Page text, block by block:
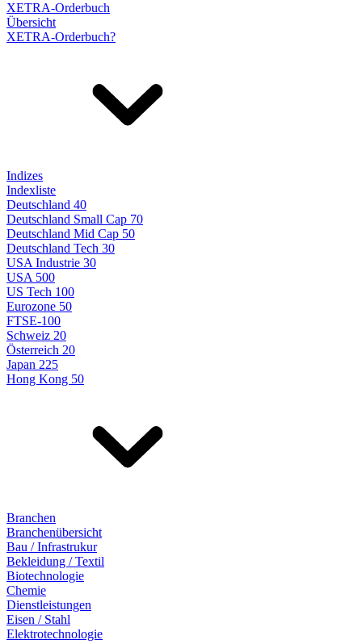
XETRA-Orderbuch
Übersicht
XETRA-Orderbuch?
Indizes
Indexliste
Deutschland 40
Deutschland Small Cap 70
Deutschland Mid Cap 50
Deutschland Tech 30
USA Industrie 30
USA 500
US Tech 100
Eurozone 50
FTSE-100
Schweiz 20
Österreich 20
Japan 225
Hong Kong 50
Branchen
Branchenübersicht
Bau / Infrastrukur
Bekleidung / Textil
Biotechnologie
Chemie
Dienstleistungen
Eisen / Stahl
Elektrotechnologie